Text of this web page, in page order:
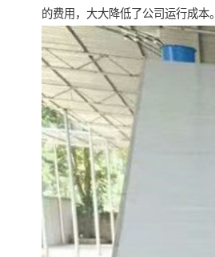
的费用，大大降低了公司运行成本。